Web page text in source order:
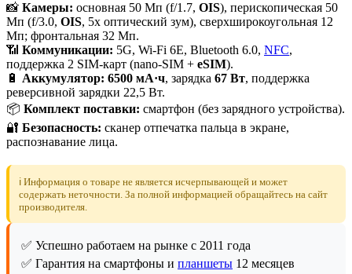
📸 Камеры: основная 50 Мп (f/1.7, OIS), перископическая 50
Мп (f/3.0, OIS, 5x оптический зум), сверхширокоугольная 12
Мп; фронтальная 32 Мп.
📶 Коммуникации: 5G, Wi-Fi 6E, Bluetooth 6.0, NFC,
поддержка 2 SIM-карт (nano-SIM + eSIM).
🔋 Аккумулятор: 6500 мА·ч, зарядка 67 Вт, поддержка
реверсивной зарядки 22,5 Вт.
📦 Комплект поставки: смартфон (без зарядного устройства).
🔐 Безопасность: сканер отпечатка пальца в экране,
распознавание лица.
ℹ️ Информация о товаре не является исчерпывающей и может
содержать неточности. За полной информацией обращайтесь на сайт
производителя.
✅ Успешно работаем на рынке с 2011 года
✅ Гарантия на смартфоны и планшеты 12 месяцев